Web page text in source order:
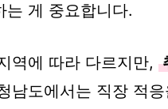
는 게 중요합니다.
역에 따라 다르지만,
남도에서는 직장 적